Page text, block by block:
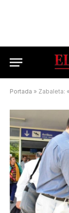
Portada » Zabaleta: